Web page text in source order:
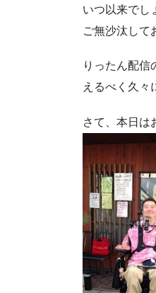
いつ以来でし
ご無沙汰して
りったん配信
えるべく久々
さて、本日は